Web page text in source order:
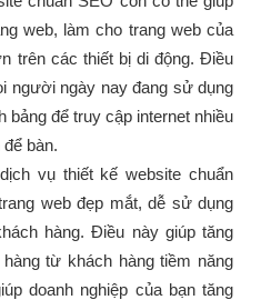
web, làm cho trang web của
trên các thiết bị di động. Điều
người ngày nay đang sử dụng
bảng để truy cập internet nhiều
bàn.
vụ thiết kế website chuẩn
web đẹp mắt, dễ sử dụng
hàng. Điều này giúp tăng
từ khách hàng tiềm năng
doanh nghiệp của bạn tăng